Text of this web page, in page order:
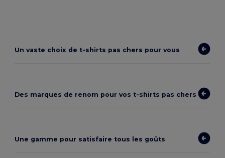
Un vaste choix de t-shirts pas chers pour vous
Des marques de renom pour vos t-shirts pas chers
Une gamme pour satisfaire tous les goûts